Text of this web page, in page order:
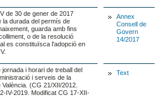
de 30 de gener de 2017
la durada del permís de
guarda amb fins
o de la resolució
es constituïsca l'adopció en
Annex
Consell de
Govern
14/2017
jornada i horari de treball del
i serveis de la
(CG 21/XII/2012.
IV-2019. Modificat CG 17-XII-
Text